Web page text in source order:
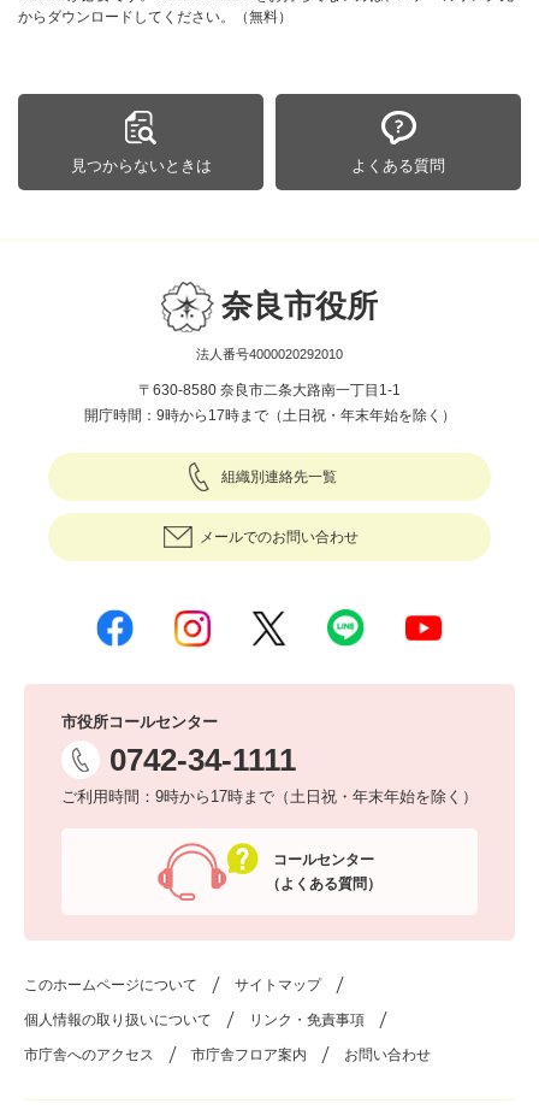
からダウンロードしてください。（無料）
見つからないときは よくある質問
奈良市役所
法人番号4000020292010
〒630-8580 奈良市二条大路南一丁目1-1
開庁時間：9時から17時まで（土日祝・年末年始を除く）
組織別連絡先一覧
メールでのお問い合わせ
市役所コールセンター
0742-34-1111
ご利用時間：9時から17時まで（土日祝・年末年始を除く）
コールセンター
（よくある質問）
このホームページについて サイトマップ
個人情報の取り扱いについて リンク・免責事項
市庁舎へのアクセス 市庁舎フロア案内 お問い合わせ